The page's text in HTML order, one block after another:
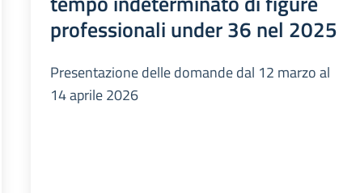
professionali under 36 nel 2025
Presentazione delle domande dal 12 marzo al
14 aprile 2026